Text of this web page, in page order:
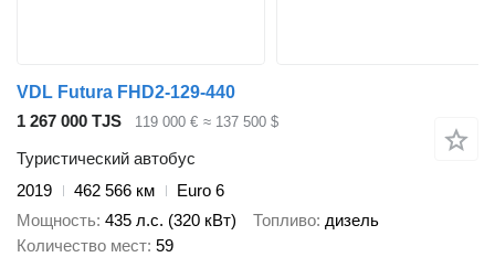
VDL Futura FHD2-129-440
1 267 000 TJS
119 000 € ≈ 137 500 $
Туристический автобус
2019
462 566 км
Euro 6
Мощность 435 л.с. (320 кВт) Топливо дизель
Количество мест 59